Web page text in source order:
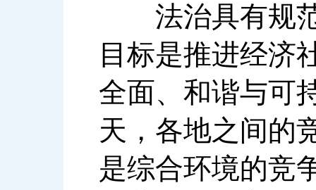
法治具有规范
目标是推进经济
全面、和谐与可
天，各地之间的
是综合环境的竞